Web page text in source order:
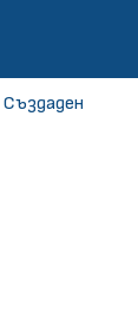
Създаден